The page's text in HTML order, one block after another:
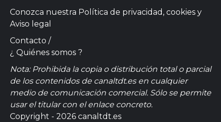
Conozca nuestra Política de privacidad, cookies y
Aviso legal
Contacto /
¿ Quiénes somos ?
Nota: Prohibida la copia o distribución total o parcial
de los contenidos de canaltdt.es en cualquier
medio de comunicación comercial. Sólo se permite
usar el titular con el enlace concreto.
Copyright - 2026 canaltdt.es